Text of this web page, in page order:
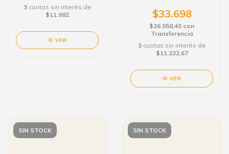
3 cuotas sin interés de
$11.982
VER
$33.698
$26.958,40 con
Transferencia
3 cuotas sin interés de
$11.232,67
VER
SIN STOCK SIN STOCK